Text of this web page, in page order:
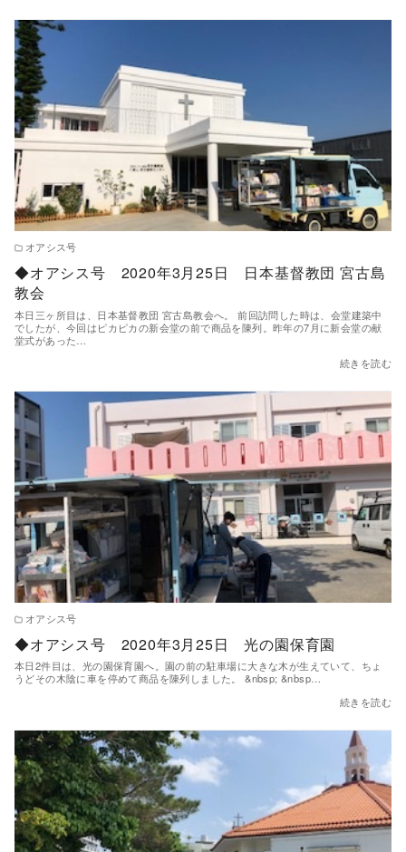
オアシス号
◆オアシス号 2020年3月25日 日本基督教団 宮古島
教会
本日三ヶ所目は、日本基督教団 宮古島教会へ。 前回訪問した時は、会堂建築中
でしたが、今回はピカピカの新会堂の前で商品を陳列。昨年の7月に新会堂の献
堂式があった…
続きを読む
オアシス号
◆オアシス号 2020年3月25日 光の園保育園
本日2件目は、光の園保育園へ。園の前の駐車場に大きな木が生えていて、ちょ
うどその木陰に車を停めて商品を陳列しました。 &nbsp; &nbsp…
続きを読む